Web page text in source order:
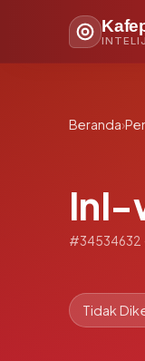
Beranda›
lnl-
#34534632
Tidak